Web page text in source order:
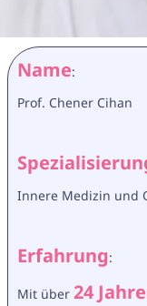
Name:
Prof. Chener Cihan
Innere Medizin und
Erfahrung:
Mit über 24